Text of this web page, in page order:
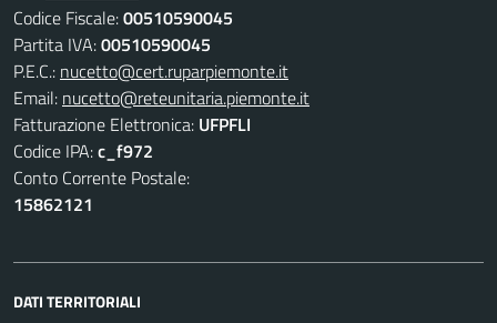
Codice Fiscale:00510590045
Partita IVA:00510590045
P.E.C.: nucetto@cert.ruparpiemonte.it
Email: nucetto@reteunitaria.piemonte.it
Fatturazione Elettronica: UFPFLI
Codice IPA:c_f972
Conto Corrente Postale:
15862121
DATI TERRITORIALI